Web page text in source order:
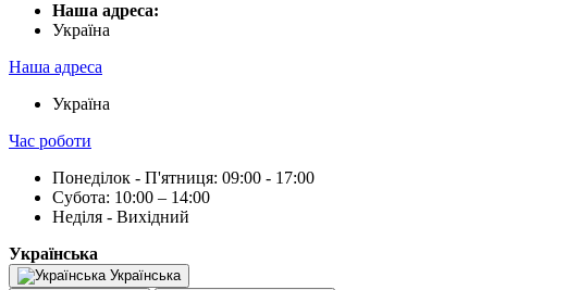
Наша адреса:
Українa
Наша адреса
Українa
Час роботи
Понеділок - П'ятниця: 09:00 - 17:00
Субота: 10:00 – 14:00
Неділя - Вихідний
Українська
Українська